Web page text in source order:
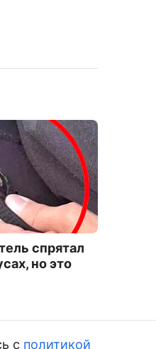
спрятал
но это
с политикой